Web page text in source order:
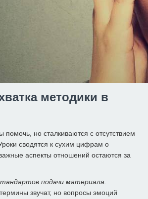
методики в
помочь, но сталкиваются с отсутствием
сводятся к сухим цифрам о
аспекты отношений остаются за
подачи материала.
звучат, но вопросы эмоций